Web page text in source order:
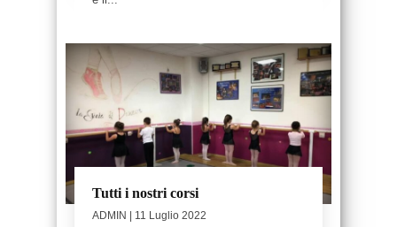
Tutti i nostri corsi
ADMIN | 11 Luglio 2022